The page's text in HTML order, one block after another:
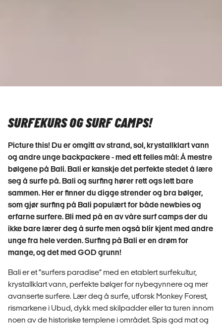
SURFEKURS OG SURF CAMPS!
Picture this! Du er omgitt av strand, sol, krystallklart vann
og andre unge backpackere - med ett felles mål: Å mestre
bølgene på Bali. Bali er kanskje det perfekte stedet å lære
seg å surfe på. Bali og surfing hører rett ogs lett bare
sammen. Her er finner du digge strender og bra bølger,
som gjør surfing på Bali populært for både newbies og
erfarne surfere. Bli med på en av våre surf camps der du
ikke bare lærer deg å surfe men også blir kjent med andre
unge fra hele verden. Surfing på Bali er en drøm for
mange, og det med GOD grunn!
Bali er et “surfers paradise” med en etablert surfekultur,
krystallklart vann, perfekte bølger for nybegynnere og mer
avanserte surfere. Lær deg å surfe, utforsk Monkey Forest,
rismarkene i Ubud, dykk med skilpadder eller ta turen innom
noen av de historiske templene i området. Spis god mat og